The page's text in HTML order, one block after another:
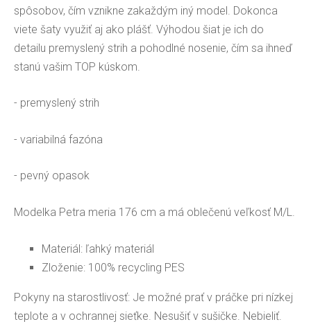
spôsobov, čím vznikne zakaždým iný model. Dokonca
viete šaty využiť aj ako plášť. Výhodou šiat je ich do
detailu premyslený strih a pohodlné nosenie, čím sa ihneď
stanú vašim TOP kúskom.
- premyslený strih
- variabilná fazóna
- pevný opasok
Modelka Petra meria 176 cm a má oblečenú veľkosť M/L.
Materiál: ľahký materiál
Zloženie: 100% recycling PES
Pokyny na starostlivosť: Je možné prať v práčke pri nízkej
teplote a v ochrannej sieťke. Nesušiť v sušičke. Nebieliť.